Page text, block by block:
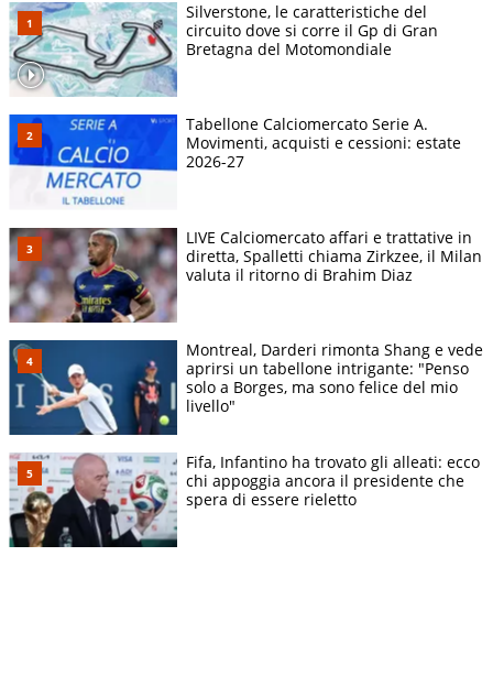
Silverstone, le caratteristiche del
circuito dove si corre il Gp di Gran
Bretagna del Motomondiale
Tabellone Calciomercato Serie A.
Movimenti, acquisti e cessioni: estate
2026-27
LIVE Calciomercato affari e trattative in
diretta, Spalletti chiama Zirkzee, il Milan
valuta il ritorno di Brahim Diaz
Montreal, Darderi rimonta Shang e vede
aprirsi un tabellone intrigante: "Penso
solo a Borges, ma sono felice del mio
livello"
Fifa, Infantino ha trovato gli alleati: ecco
chi appoggia ancora il presidente che
spera di essere rieletto